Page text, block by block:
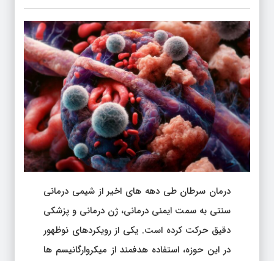
درمان سرطان طی دهه های اخیر از شیمی درمانی
سنتی به سمت ایمنی درمانی، ژن درمانی و پزشکی
دقیق حرکت کرده است. یکی از رویکردهای نوظهور
در این حوزه، استفاده هدفمند از میکروارگانیسم ها